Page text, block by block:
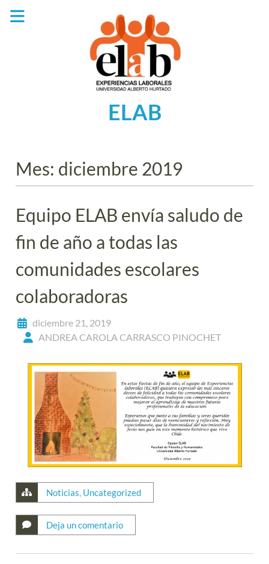
ELAB
Mes: diciembre 2019
Equipo ELAB envía saludo de
fin de año a todas las
comunidades escolares
colaboradoras
diciembre 21, 2019
ANDREA CAROLA CARRASCO PINOCHET
Noticias, Uncategorized
Deja un comentario